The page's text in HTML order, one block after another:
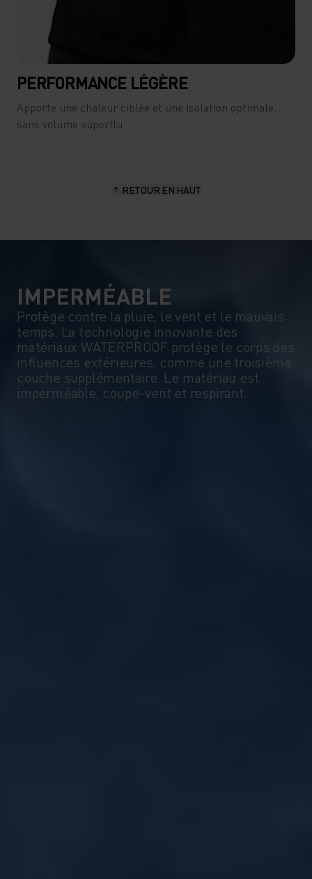
PERFORMANCE LÉGÈRE
Apporte une chaleur ciblée et une isolation optimale,
sans volume superflu.
RETOUR EN HAUT
IMPERMÉABLE
Protège contre la pluie, le vent et le mauvais
temps. La technologie innovante des
matériaux WATERPROOF protège le corps des
influences extérieures, comme une troisième
couche supplémentaire. Le matériau est
imperméable, coupe-vent et respirant.